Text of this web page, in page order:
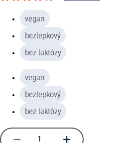
vegan
bezlepkový
bez laktózy
vegan
bezlepkový
bez laktózy